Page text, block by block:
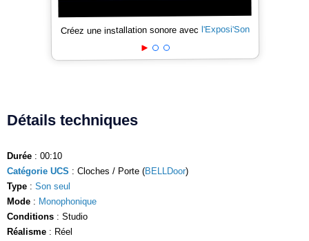
Créez une installation sonore avec l'Exposi'Son
Détails techniques
Durée : 00:10
Catégorie UCS : Cloches / Porte (BELLDoor)
Type : Son seul
Mode : Monophonique
Conditions : Studio
Réalisme : Réel